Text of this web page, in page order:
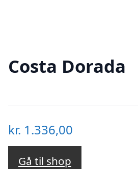
Costa Dorada
kr. 1.336,00
Gå til shop